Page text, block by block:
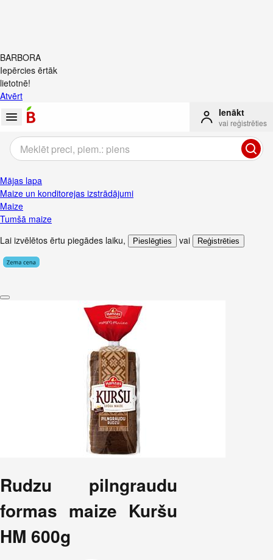
BARBORA
Iepērcies ērtāk
lietotnē!
Atvērt
Ienākt
vai reģistrēties
Mājas lapa
Maize un konditorejas izstrādājumi
Maize
Tumšā maize
Lai izvēlētos ērtu piegādes laiku, Pieslēgties vai Reģistrēties
Rudzu pilngraudu
formas maize Kuršu
HM 600g